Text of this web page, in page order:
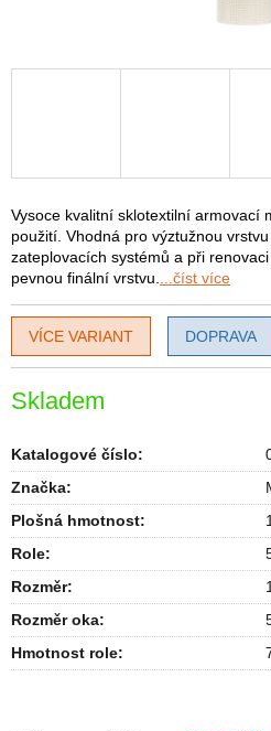
Skladem
Vysoce kvalitní sklotextilní armovací
použití. Vhodná pro výztužnou
zateplovacích systémů a při
pevnou finální vrstvu.
...číst více
Katalogové číslo:
Značka:
Plošná hmotnost:
Role:
Rozměr:
Rozměr oka:
Hmotnost role:
VÍCE VARIANT DOPRAVA